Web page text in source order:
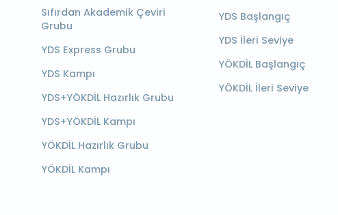
Sıfırdan Akademik Çeviri
Grubu
YDS Express Grubu
YDS Kampı
YDS+YÖKDİL Hazırlık Grubu
YDS+YÖKDİL Kampı
YÖKDİL Hazırlık Grubu
YÖKDİL Kampı
YDS Başlangıç
YDS İleri Seviye
YÖKDİL Başlangıç
YÖKDİL İleri Seviye